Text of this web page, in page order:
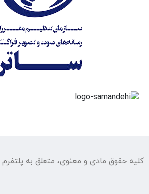
کلیه حقوق مادی و معنوی، متعلق به